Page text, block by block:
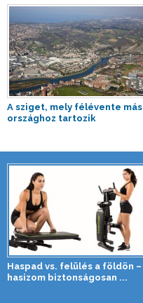
A sziget, mely félévente más
országhoz tartozik
Haspad vs. felülés a földön –
hasizom biztonságosan ...